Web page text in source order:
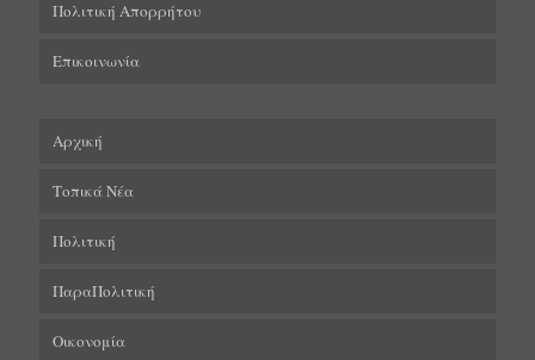
Πολιτική Απορρήτου
Επικοινωνία
Αρχική
Τοπικά Νέα
Πολιτική
ΠαραΠολιτική
Οικονομία